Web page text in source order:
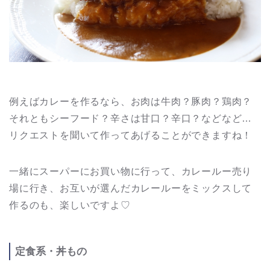
例えばカレーを作るなら、お肉は牛肉？豚肉？鶏肉？
それともシーフード？辛さは甘口？辛口？などなど…
リクエストを聞いて作ってあげることができますね！
一緒にスーパーにお買い物に行って、カレールー売り
場に行き、お互いが選んだカレールーをミックスして
作るのも、楽しいですよ♡
定食系・丼もの